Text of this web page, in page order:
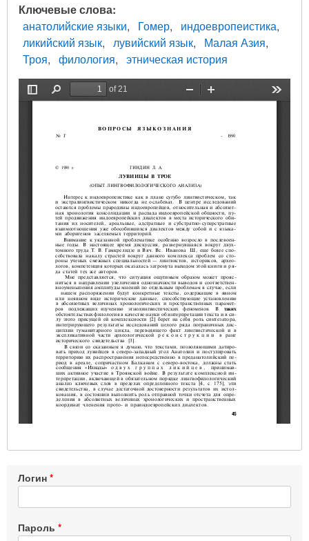
Ключевые слова
анатолийские языки
Гомер
индоевропеистика
ликийский язык
лувийский язык
Малая Азия
Троя
филология этническая история
Логин
Пароль